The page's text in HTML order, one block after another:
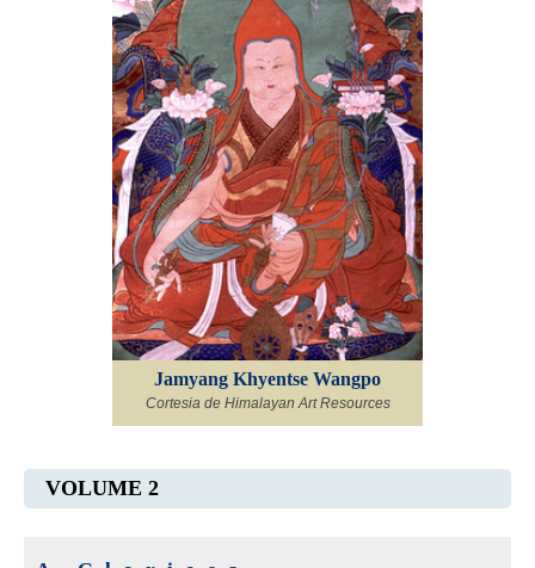
Jamyang Khyentse Wangpo
Cortesia de Himalayan Art Resources
VOLUME 2